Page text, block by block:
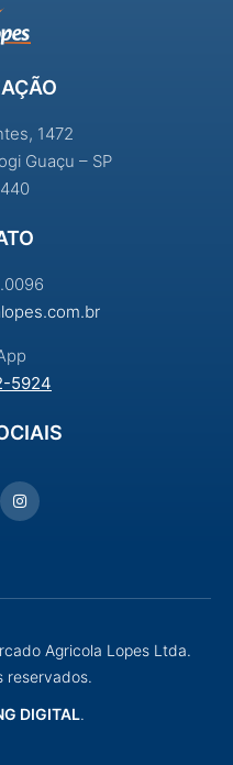
1472
Guaçu – SP
5924
Agricola Lopes Ltda.
reservados.
DIGITAL.